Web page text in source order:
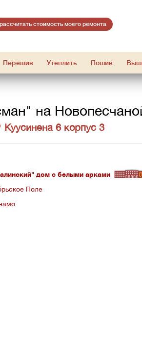
расcчитать стоимость моего ремонта
Перешив Утеплить Пошив
на
Куусинена 6 корпус 3
дом с белыми арками
Поле